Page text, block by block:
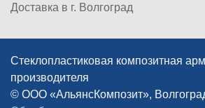
Доставка в г. Волгоград
Стеклопластиковая композитная
производителя
© ООО «АльянсКомпозит»,